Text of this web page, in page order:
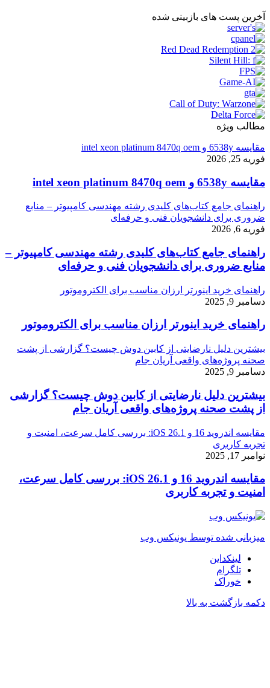
آخرین پست های بازبینی شده
مطالب ویژه
مقایسه 6538y و intel xeon platinum 8470q oem
فوریه 25, 2026
مقایسه 6538y و intel xeon platinum 8470q oem
راهنمای جامع کتاب‌های کلیدی رشته مهندسی کامپیوتر – منابع
ضروری برای دانشجویان فنی و حرفه‌ای
فوریه 6, 2026
راهنمای جامع کتاب‌های کلیدی رشته مهندسی کامپیوتر –
منابع ضروری برای دانشجویان فنی و حرفه‌ای
راهنمای خرید اینورتر ارزان مناسب برای الکتروموتور
دسامبر 9, 2025
راهنمای خرید اینورتر ارزان مناسب برای الکتروموتور
بیشترین دلیل نارضایتی از کابین دوش چیست؟ گزارشی از پشت
صحنه پروژه‌های واقعی آریان جام
دسامبر 9, 2025
بیشترین دلیل نارضایتی از کابین دوش چیست؟ گزارشی
از پشت صحنه پروژه‌های واقعی آریان جام
مقایسه اندروید 16 و iOS 26.1: بررسی کامل سرعت، امنیت و
تجربه کاربری
نوامبر 17, 2025
مقایسه اندروید 16 و iOS 26.1: بررسی کامل سرعت،
امنیت و تجربه کاربری
میزبانی شده توسط یونیکس وب
لینکداین
تلگرام
خوراک
دکمه بازگشت به بالا